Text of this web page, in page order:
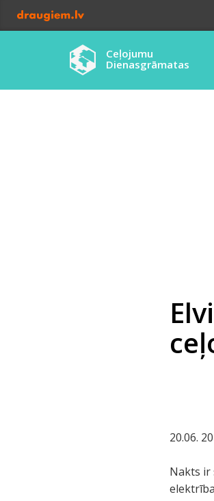
Ceļojumu
Dienasgrāmatas
20.06.
Nakts ir